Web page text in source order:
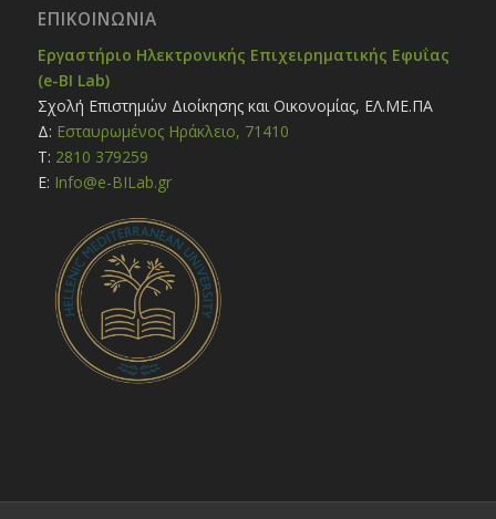
ΕΠΙΚΟΙΝΩΝΊΑ
Εργαστήριο Ηλεκτρονικής Επιχειρηματικής Εφυΐας
(e-BI Lab)
Σχολή Επιστημών Διοίκησης και Οικονομίας, ΕΛ.ΜΕ.ΠΑ
Δ: Εσταυρωμένος Ηράκλειο, 71410
Τ: 2810 379259
E: Ιnfo@e-BILab.gr